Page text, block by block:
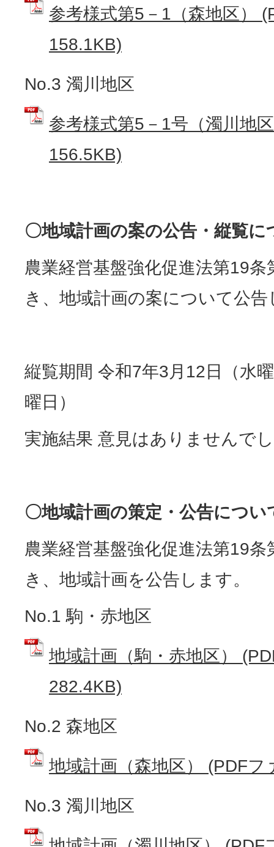
参考様式第5－1（森地区）
158.1KB)
No.3 濁川地区
参考様式第5－1号（濁川地
156.5KB)
〇地域計画の案の公告・縦覧に
農業経営基盤強化促進法第19
き、地域計画の案について公
縦覧期間 令和7年3月12日（水
曜日）
実施結果 意見はありませんで
〇地域計画の策定・公告につい
農業経営基盤強化促進法第19
き、地域計画を公告します。
No.1 駒・赤地区
地域計画（駒・赤地区）
282.4KB)
No.2 森地区
地域計画（森地区） (PDFフ
No.3 濁川地区